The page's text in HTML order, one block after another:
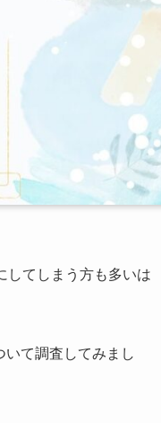
してしまう方も多いは
て調査してみまし